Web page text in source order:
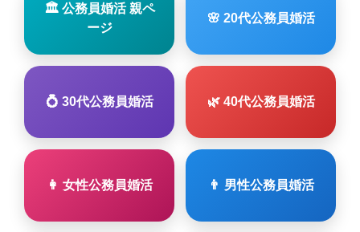
🏛 公務員婚活 親ペ
ージ
🌸 20代公務員婚活
💍 30代公務員婚活 🌿 40代公務員婚活
👩 女性公務員婚活 👨 男性公務員婚活